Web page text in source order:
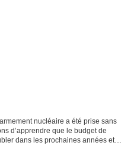
nucléaire a été prise sans
d’apprendre que le budget de
dans les prochaines années et